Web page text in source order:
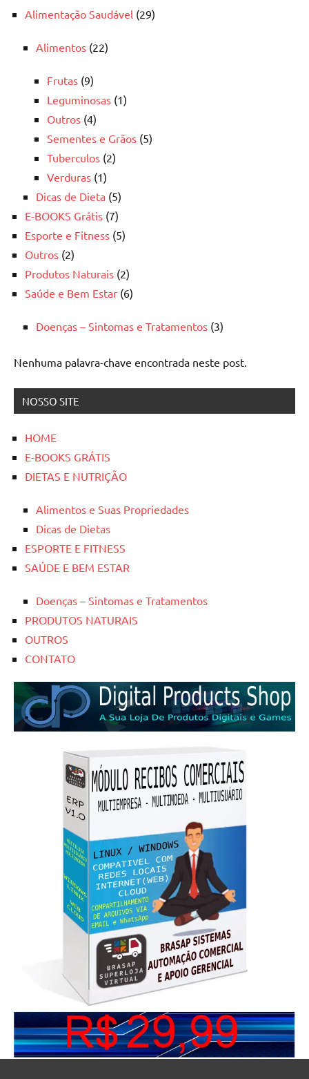
Alimentação Saudável (29)
Alimentos (22)
Frutas (9)
Leguminosas (1)
Outros (4)
Sementes e Grãos (5)
Tuberculos (2)
Verduras (1)
Dicas de Dieta (5)
E-BOOKS Grátis (7)
Esporte e Fitness (5)
Outros (2)
Produtos Naturais (2)
Saúde e Bem Estar (6)
Doenças – Sintomas e Tratamentos (3)
Nenhuma palavra-chave encontrada neste post.
NOSSO SITE
HOME
E-BOOKS GRÁTIS
DIETAS E NUTRIÇÃO
Alimentos e Suas Propriedades
Dicas de Dietas
ESPORTE E FITNESS
SAÚDE E BEM ESTAR
Doenças – Sintomas e Tratamentos
PRODUTOS NATURAIS
OUTROS
CONTATO